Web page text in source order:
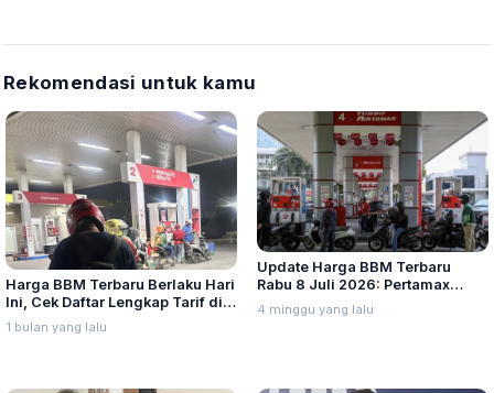
Rekomendasi untuk kamu
Harga BBM Terbaru Berlaku Hari
Ini, Cek Daftar Lengkap Tarif di
Seluruh Indonesia
1 bulan yang lalu
Update Harga BBM Terbaru
Rabu 8 Juli 2026: Pertamax
Turbo, Dexlite, dan Pertamina
Dex Turun
4 minggu yang lalu